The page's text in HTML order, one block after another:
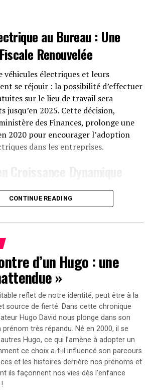
étant capable de fonctionner dans
entre -20 °C et +55 °C.
et Offres
est disponible sur le site officiel
que sur Amazon au prix standard de
une offre promotionnelle
active du20 janvier au 23 février
acheteurs intéressés d’acquérir
représente une avancée significative
la durabilité environnementale.
au Bureau : Une
Renouvelée
véhicules électriques et leurs
se réjouir : la possibilité d’effectuer
sur le lieu de travail sera
jusqu’en 2025. Cette décision,
des Finances, prolonge une
2020 pour encourager l’adoption
dans les entreprises.
intervient à un moment clé, alors
voitures électriques continue
représentent désormais 84%
véhicules électriques, contre
2018.
mesure permet aux sociétés
des bornes de recharge pour
impact fiscal. Les frais liés à
recharges ne seront pas pris en
des avantages en nature. De plus,
50% sur ces avantages est maintenu
à environ 2000 euros pour
CONTINUE READING
d’un Hugo : une
»
reflet de notre identité, peut être à la
source de fierté. Dans cette chronique
Hugo David nous plonge dans son
très répandu. Né en 2000, il se
Hugo, ce qui l’amène à adopter un
ce choix a-t-il influencé son parcours
et les histoires derrière nos prénoms et
ils façonnent nos vies dès l’enfance